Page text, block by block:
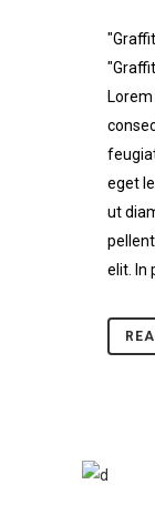
eget
ut
elit. In